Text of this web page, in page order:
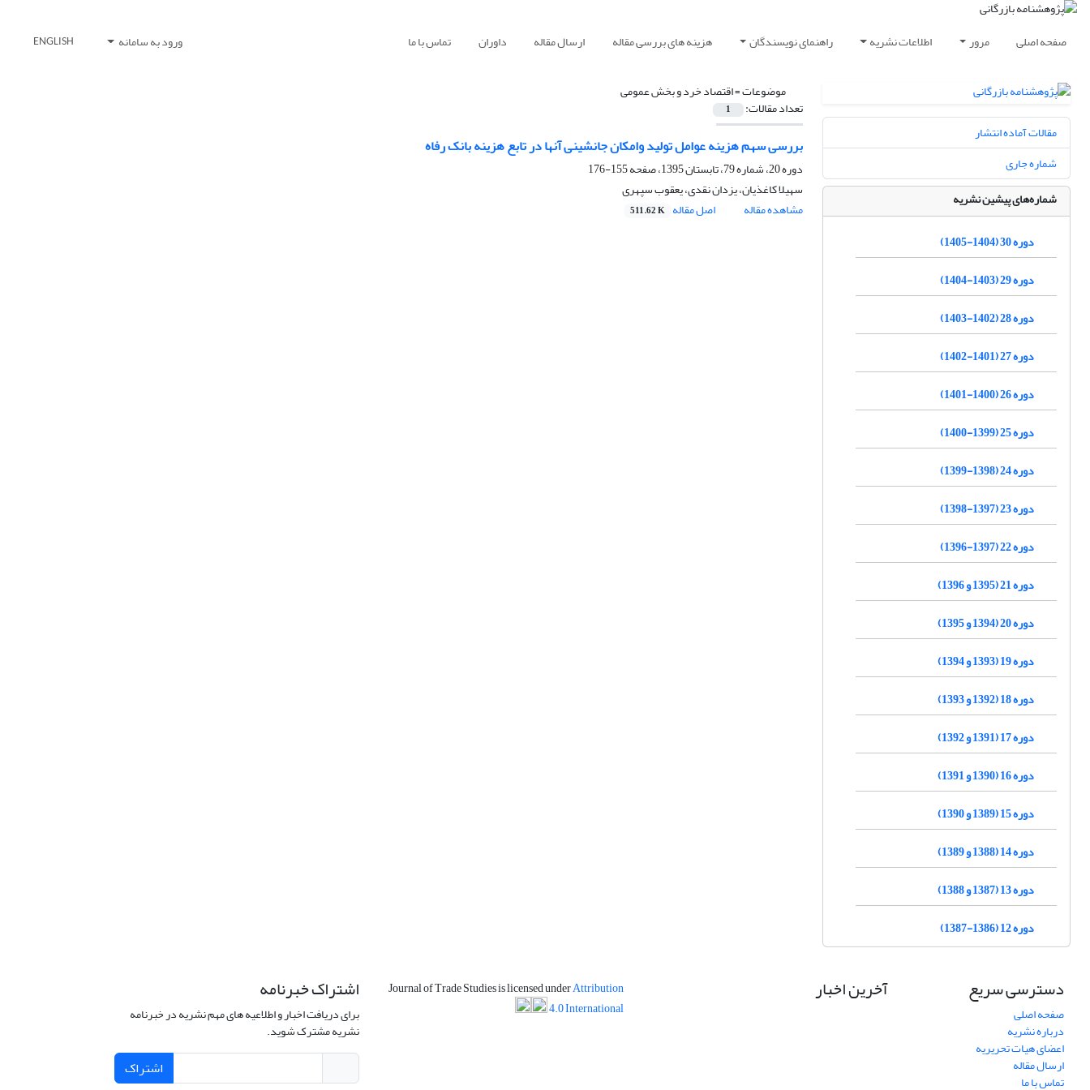
صفحه اصلی مرور اطلاعات نشریه راهنمای نویسندگان هزینه های بررسی مقاله ارسال مقاله داوران تماس با ما ورود به سامانه ENGLISH
موضوعات =اقتصاد خرد و بخش عمومی
تعداد مقالات: 1
بررسی سهم هزینه عوامل تولید وامکان جانشینی آنها در تابع هزینه بانک رفاه
دوره 20، شماره 79، تابستان 1395، صفحه
155-176
سهیلا کاغذیان، یزدان نقدی، یعقوب سپهری
مشاهده مقاله
اصل مقاله 511.62 K
مقالات آماده انتشار
شماره جاری
شماره‌های پیشین نشریه
دوره 30 (1404-1405)
دوره 29 (1403-1404)
دوره 28 (1402-1403)
دوره 27 (1401-1402)
دوره 26 (1400-1401)
دوره 25 (1399-1400)
دوره 24 (1398-1399)
دوره 23 (1397-1398)
دوره 22 (1397-1396)
دوره 21 (1395 و 1396)
دوره 20 (1394 و 1395)
دوره 19 (1393 و 1394)
دوره 18 (1392 و 1393)
دوره 17 (1391 و 1392)
دوره 16 (1390 و 1391)
دوره 15 (1389 و 1390)
دوره 14 (1388 و 1389)
دوره 13 (1387 و 1388)
دوره 12 (1386-1387)
دسترسی سریع
صفحه اصلی
درباره نشریه
اعضای هیات تحریریه
ارسال مقاله
تماس با ما
آخرین اخبار Journal of Trade Studies is licensed underAttribution
4.0 International
اشتراک خبرنامه
برای دریافت اخبار و اطلاعیه های مهم نشریه در خبرنامه
نشریه مشترک شوید.
اشتراک